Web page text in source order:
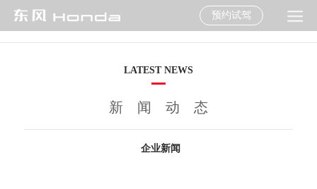
预约试驾
LATEST NEWS
新闻动态
企业新闻